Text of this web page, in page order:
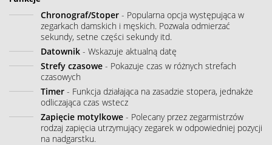
Chronograf/Stoper - Popularna opcja występująca w
zegarkach damskich i męskich. Pozwala odmierzać
sekundy, setne części sekundy itd.
Datownik - Wskazuje aktualną datę
Strefy czasowe - Pokazuje czas w różnych strefach
czasowych
Timer - Funkcja działająca na zasadzie stopera, jednakże
odliczająca czas wstecz
Zapięcie motylkowe - Polecany przez zegarmistrzów
rodzaj zapięcia utrzymujący zegarek w odpowiedniej pozycji
na nadgarstku.